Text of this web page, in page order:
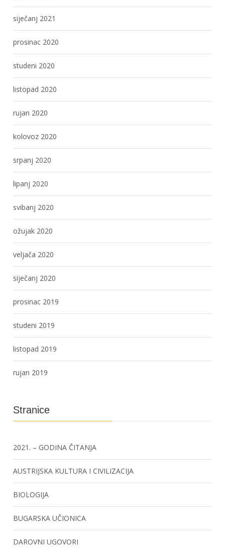
siječanj 2021
prosinac 2020
studeni 2020
listopad 2020
rujan 2020
kolovoz 2020
srpanj 2020
lipanj 2020
svibanj 2020
ožujak 2020
veljača 2020
siječanj 2020
prosinac 2019
studeni 2019
listopad 2019
rujan 2019
Stranice
2021. – GODINA ČITANJA
AUSTRIJSKA KULTURA I CIVILIZACIJA
BIOLOGIJA
BUGARSKA UČIONICA
DAROVNI UGOVORI